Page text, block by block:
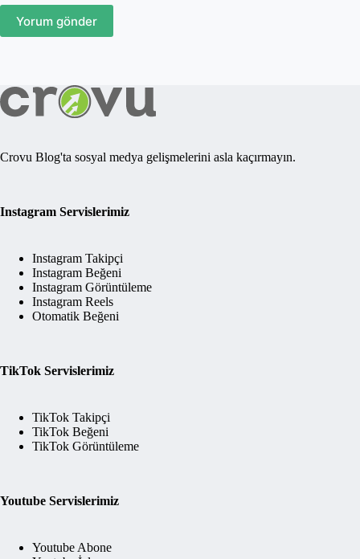
Yorum gönder
Crovu Blog'ta sosyal medya gelişmelerini asla kaçırmayın.
Instagram Servislerimiz
Instagram Takipçi
Instagram Beğeni
Instagram Görüntüleme
Instagram Reels
Otomatik Beğeni
TikTok Servislerimiz
TikTok Takipçi
TikTok Beğeni
TikTok Görüntüleme
Youtube Servislerimiz
Youtube Abone